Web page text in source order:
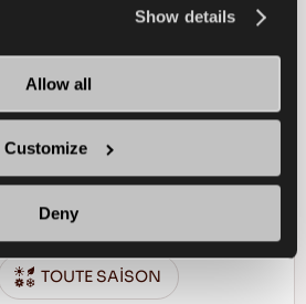
Show details
Allow all
Customize
Deny
2
en toutes saisons -
confort en toutes saisons
TOUTE SAİSON